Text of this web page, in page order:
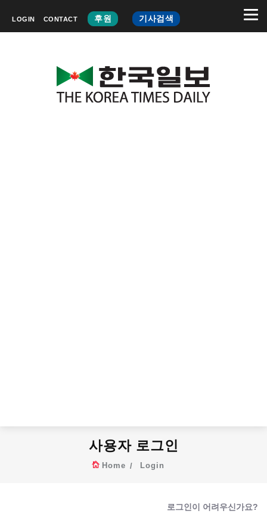
LOGIN CONTACT 후원 기사검색
사용자 로그인
Home Login
로그인이 어려우신가요?